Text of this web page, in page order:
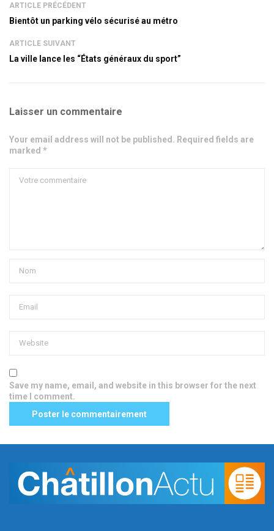
ARTICLE PRÉCÉDENT
Bientôt un parking vélo sécurisé au métro
ARTICLE SUIVANT
La ville lance les “États généraux du sport”
Laisser un commentaire
Your email address will not be published. Required fields are
marked *
Save my name, email, and website in this browser for the next
time I comment.